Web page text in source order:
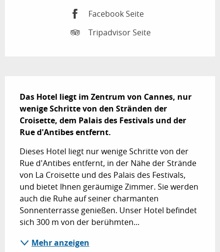
Facebook Seite
Tripadvisor Seite
Das Hotel liegt im Zentrum von Cannes, nur
wenige Schritte von den Stränden der
Croisette, dem Palais des Festivals und der
Rue d'Antibes entfernt.
Dieses Hotel liegt nur wenige Schritte von der
Rue d'Antibes entfernt, in der Nähe der Strände
von La Croisette und des Palais des Festivals,
und bietet Ihnen geräumige Zimmer. Sie werden
auch die Ruhe auf seiner charmanten
Sonnenterrasse genießen. Unser Hotel befindet
sich 300 m von der berühmten...
Mehr anzeigen